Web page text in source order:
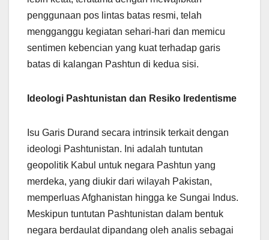
penggunaan pos lintas batas resmi, telah
mengganggu kegiatan sehari-hari dan memicu
sentimen kebencian yang kuat terhadap garis
batas di kalangan Pashtun di kedua sisi.
Ideologi Pashtunistan dan Resiko Iredentisme
Isu Garis Durand secara intrinsik terkait dengan
ideologi Pashtunistan. Ini adalah tuntutan
geopolitik Kabul untuk negara Pashtun yang
merdeka, yang diukir dari wilayah Pakistan,
memperluas Afghanistan hingga ke Sungai Indus.
Meskipun tuntutan Pashtunistan dalam bentuk
negara berdaulat dipandang oleh analis sebagai